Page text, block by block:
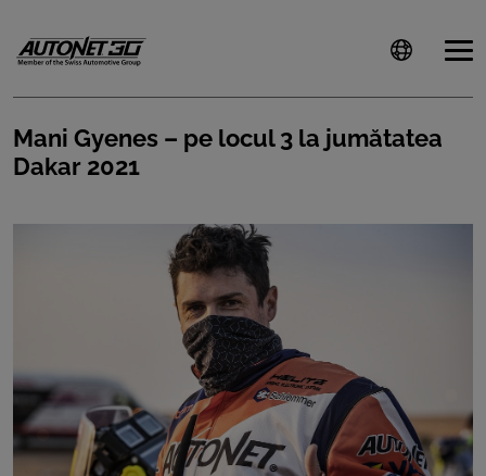
DOCUMENTE
CSR
PRESS
Mani Gyenes – pe locul 3 la jumătatea
Dakar 2021